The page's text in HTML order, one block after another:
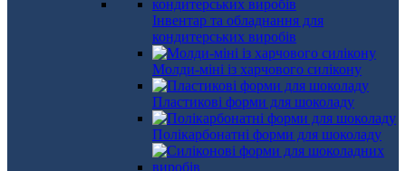
Інвентар та обладнання для
кондитерських виробів
Молди-міні із харчового силікону
Пластикові форми для шоколаду
Полікарбонатні форми для шоколаду